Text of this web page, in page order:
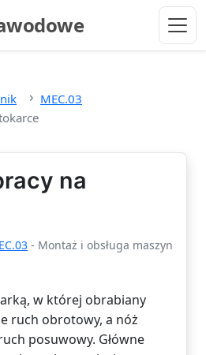
MEC.03
na
- Montaż i obsługa maszyn
w której obrabiany
ruch obrotowy, a nóż
posuwowy. Główne